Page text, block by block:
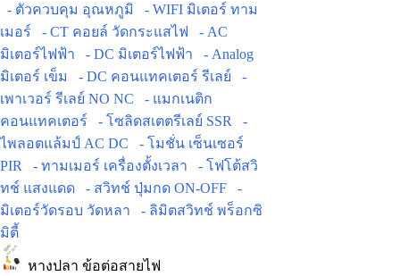
- ตัวควบคุม อุณหภูมิ
- WIFI มิเตอร์ ทาม
เมอร์
- CT คอยล์ วัดกระแสไฟ
- AC
มิเตอร์ไฟฟ้า
- DC มิเตอร์ไฟฟ้า
- Analog
มิเตอร์ เข็ม
- DC คอนแทคเตอร์ รีเลย์
-
เพาเวอร์ รีเลย์ NO NC
- แมกเนติก
คอนแทคเตอร์
- โซลิดสเตตรีเลย์ SSR
-
ไพลอตแล้มป์ AC DC
- โมชั่น เซ็นเซอร์
PIR
- ทามเมอร์ เครื่องตั้งเวลา
- โฟโต้สวิ
ทช์ แสงแดด
- สวิทช์ ปุ่มกด ON-OFF
-
มิเตอร์วัดรอบ วัดหลา
- ลิมิตสวิทช์ พร็อกซิ
มิตี้
หางปลา ข้อต่อสายไฟ